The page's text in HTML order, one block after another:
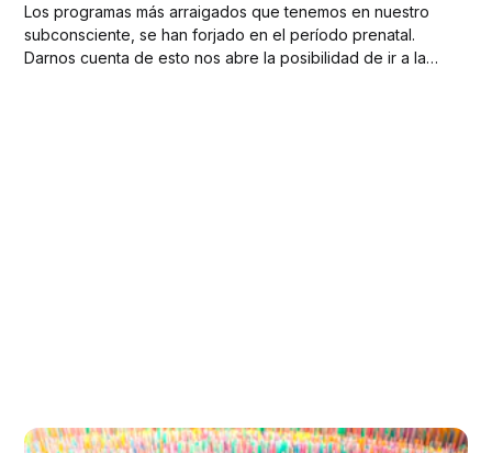
Los programas más arraigados que tenemos en nuestro
subconsciente, se han forjado en el período prenatal.
Darnos cuenta de esto nos abre la posibilidad de ir a la